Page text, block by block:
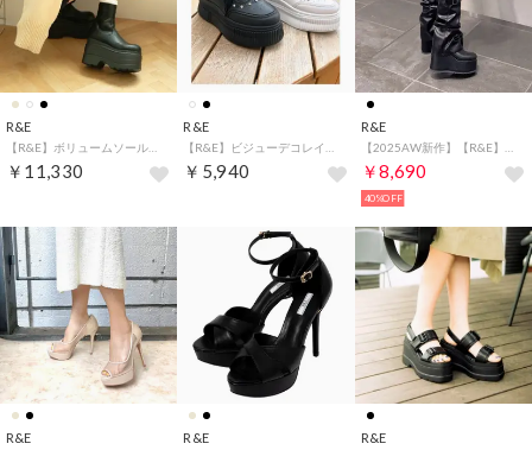
R&E
￥11,330
R&E
￥5,940
R&E
￥8,690
40%OFF
R&E R&E R&E